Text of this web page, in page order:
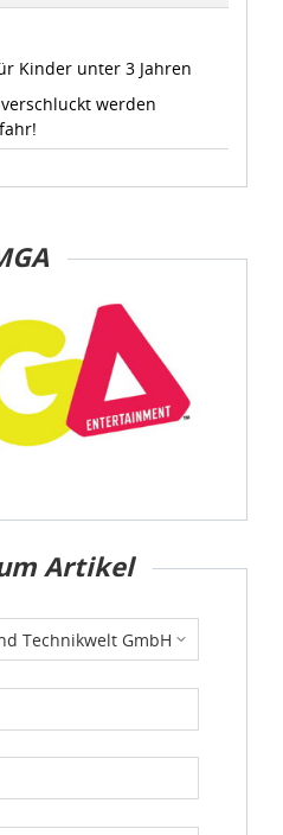
Kinder unter 3 Jahren
werden
Artikel